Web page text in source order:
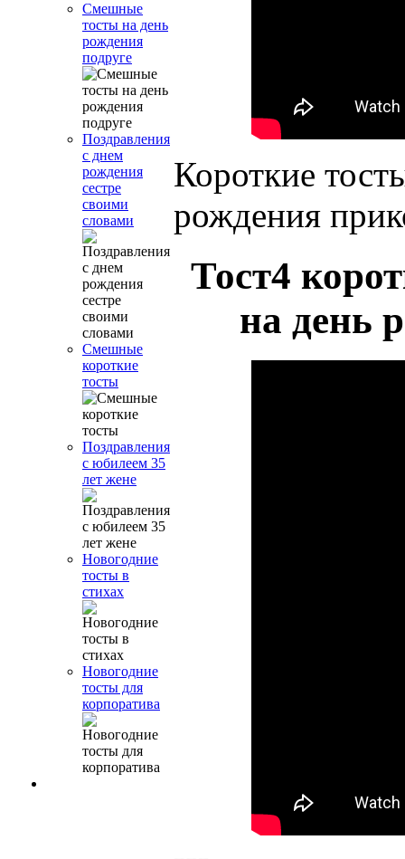
Смешные
тосты на день
рождения
подруге
Поздравления
с днем
рождения
сестре
своими
словами
Смешные
короткие
тосты
Поздравления
с юбилеем 35
лет жене
Новогодние
тосты в
стихах
Новогодние
тосты для
корпоратива
Короткие
рождения
Тост4
на день